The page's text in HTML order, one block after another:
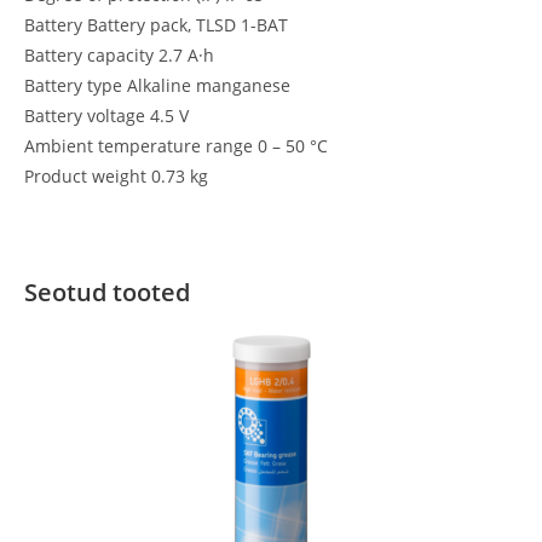
Battery Battery pack, TLSD 1-BAT
Battery capacity 2.7 A·h
Battery type Alkaline manganese
Battery voltage 4.5 V
Ambient temperature range 0 – 50 °C
Product weight 0.73 kg
Seotud tooted